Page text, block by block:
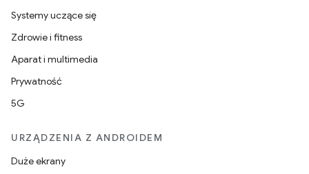
Systemy uczące się
Zdrowie i fitness
Aparat i multimedia
Prywatność
5G
URZĄDZENIA Z ANDROIDEM
Duże ekrany